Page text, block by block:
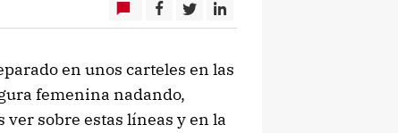
en unos carteles en las
femenina nadando,
sobre estas líneas y en la